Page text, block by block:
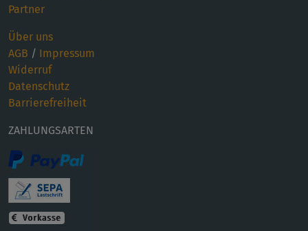
Partner
Über uns
AGB / Impressum
Widerruf
Datenschutz
Barrierefreiheit
ZAHLUNGSARTEN